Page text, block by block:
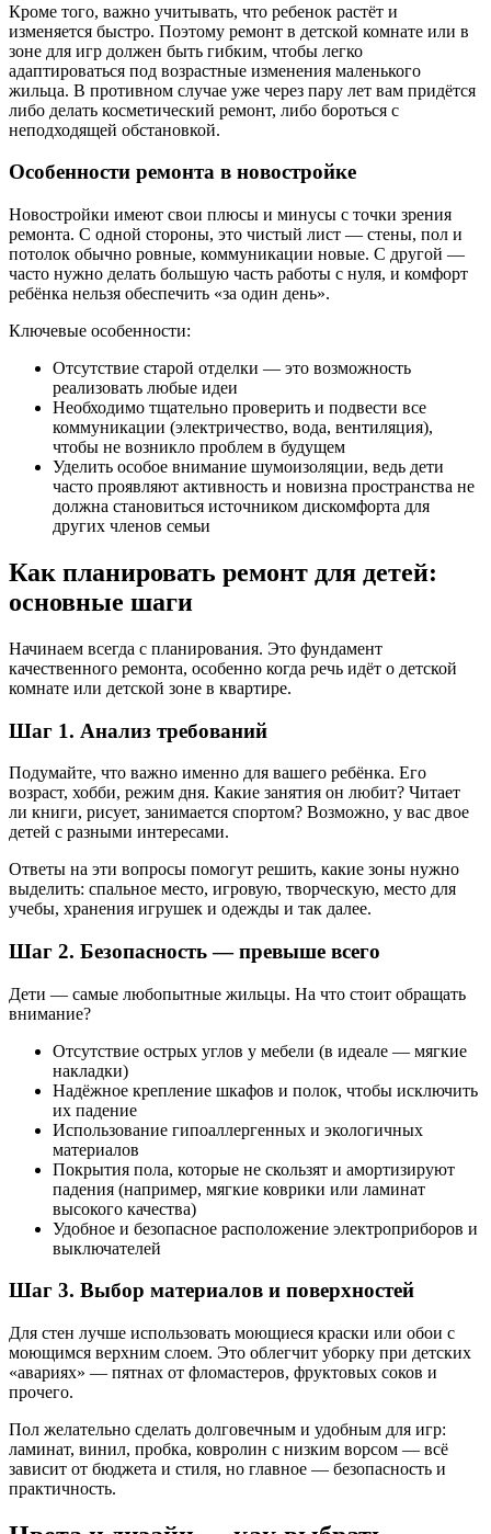
Кроме того, важно учитывать, что ребенок растёт и
изменяется быстро. Поэтому ремонт в детской комнате или в
зоне для игр должен быть гибким, чтобы легко
адаптироваться под возрастные изменения маленького
жильца. В противном случае уже через пару лет вам придётся
либо делать косметический ремонт, либо бороться с
неподходящей обстановкой.
Особенности ремонта в новостройке
Новостройки имеют свои плюсы и минусы с точки зрения
ремонта. С одной стороны, это чистый лист — стены, пол и
потолок обычно ровные, коммуникации новые. С другой —
часто нужно делать большую часть работы с нуля, и комфорт
ребёнка нельзя обеспечить «за один день».
Ключевые особенности:
Отсутствие старой отделки — это возможность
реализовать любые идеи
Необходимо тщательно проверить и подвести все
коммуникации (электричество, вода, вентиляция),
чтобы не возникло проблем в будущем
Уделить особое внимание шумоизоляции, ведь дети
часто проявляют активность и новизна пространства не
должна становиться источником дискомфорта для
других членов семьи
Как планировать ремонт для детей:
основные шаги
Начинаем всегда с планирования. Это фундамент
качественного ремонта, особенно когда речь идёт о детской
комнате или детской зоне в квартире.
Шаг 1. Анализ требований
Подумайте, что важно именно для вашего ребёнка. Его
возраст, хобби, режим дня. Какие занятия он любит? Читает
ли книги, рисует, занимается спортом? Возможно, у вас двое
детей с разными интересами.
Ответы на эти вопросы помогут решить, какие зоны нужно
выделить: спальное место, игровую, творческую, место для
учебы, хранения игрушек и одежды и так далее.
Шаг 2. Безопасность — превыше всего
Дети — самые любопытные жильцы. На что стоит обращать
внимание?
Отсутствие острых углов у мебели (в идеале — мягкие
накладки)
Надёжное крепление шкафов и полок, чтобы исключить
их падение
Использование гипоаллергенных и экологичных
материалов
Покрытия пола, которые не скользят и амортизируют
падения (например, мягкие коврики или ламинат
высокого качества)
Удобное и безопасное расположение электроприборов и
выключателей
Шаг 3. Выбор материалов и поверхностей
Для стен лучше использовать моющиеся краски или обои с
моющимся верхним слоем. Это облегчит уборку при детских
«авариях» — пятнах от фломастеров, фруктовых соков и
прочего.
Пол желательно сделать долговечным и удобным для игр:
ламинат, винил, пробка, ковролин с низким ворсом — всё
зависит от бюджета и стиля, но главное — безопасность и
практичность.